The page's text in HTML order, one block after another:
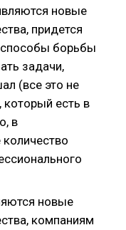
новые
придется
способы борьбы
задачи,
(все это не
который есть в
в
новые
компаниям